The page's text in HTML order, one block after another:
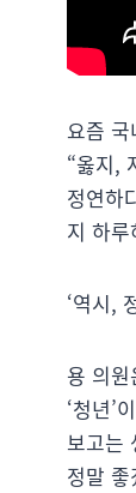
요즘
“옳지,
정연하
지 하
‘역시,
용 의
‘청년’
보고는
정말